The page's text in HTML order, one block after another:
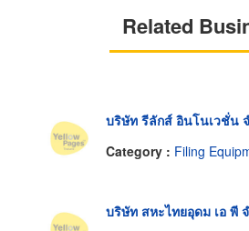
Related
บริษัท รีลักส์ อินโนเวชั่น
Category : Filing
บริษัท สหะไทยอุดม เอ พี